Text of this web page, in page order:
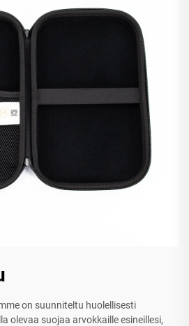
on suunniteltu huolellisesti
olevaa suojaa arvokkaille esineillesi,